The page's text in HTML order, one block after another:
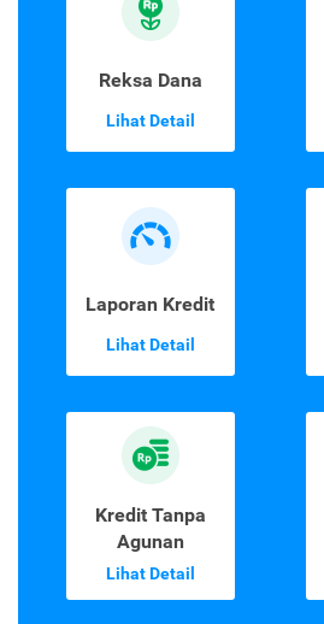
Reksa Dana
Lihat Detail
Laporan Kredit
Lihat Detail
Kredit Tanpa
Agunan
Lihat Detail